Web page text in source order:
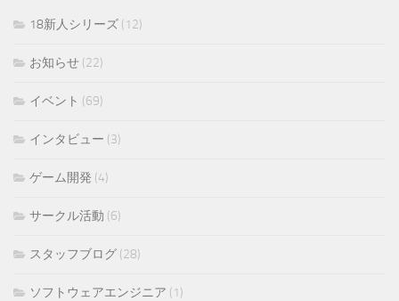
18新人シリーズ (12)
お知らせ (22)
イベント (69)
インタビュー (3)
ゲーム開発 (4)
サークル活動 (6)
スタッフブログ (28)
ソフトウェアエンジニア (1)